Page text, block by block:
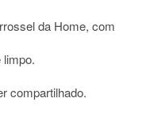
da Home, com
limpo.
compartilhado.